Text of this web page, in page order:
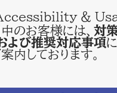
&
のお客様には、 対
よび推奨対応事項
内しております。